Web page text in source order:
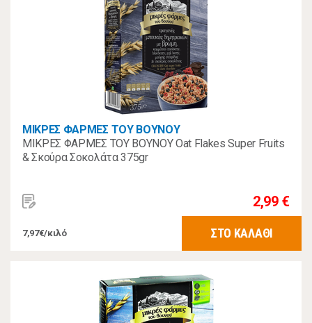
ΜΙΚΡΕΣ ΦΑΡΜΕΣ ΤΟΥ ΒΟΥΝΟΥ
ΜΙΚΡΕΣ ΦΑΡΜΕΣ ΤΟΥ ΒΟΥΝΟΥ Oat Flakes Super Fruits
& Σκούρα Σοκολάτα 375gr
2,99 €
7,97€/κιλό ΣΤΟ ΚΑΛΑΘΙ